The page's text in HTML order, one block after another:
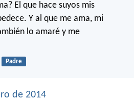
El que hace suyos mis
Y al que me ama, mi
lo amaré y me
Padre
de 2014